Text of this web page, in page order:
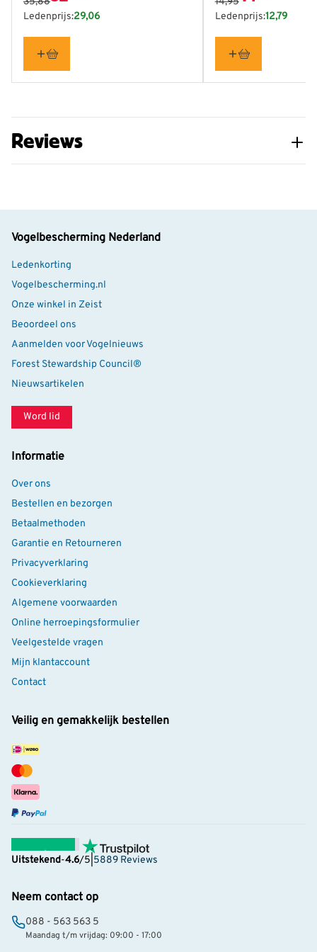
verschillende voedselbronnen aan te bieden, kunnen
meerdere vogelsoorten tegelijk van je tuin
gebruikmaken.
Ledenprijs:29,06 Ledenprijs:12,79
Reviews
Vogelbescherming Nederland
Ledenkorting
Vogelbescherming.nl
Onze winkel in Zeist
Beoordeel ons
Aanmelden voor Vogelnieuws
Forest Stewardship Council®
Nieuwsartikelen
Word lid
Informatie
Over ons
Bestellen en bezorgen
Betaalmethoden
Garantie en Retourneren
Privacyverklaring
Cookieverklaring
Algemene voorwaarden
Online herroepingsformulier
Veelgestelde vragen
Mijn klantaccount
Contact
Veilig en gemakkelijk bestellen
Uitstekend-4.6/5 5889 Reviews
Neem contact op
088 - 563 563 5
Maandag t/m vrijdag: 09:00 - 17:00